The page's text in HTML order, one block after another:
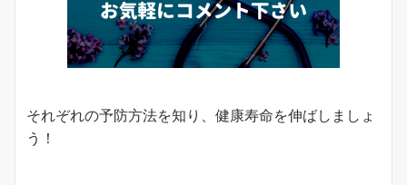
それぞれの予防方法を知り、健康寿命を伸ばしましょ
う！